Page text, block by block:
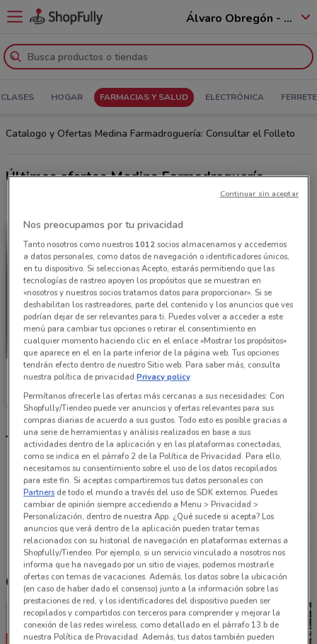
Álvaro Obregón - 01520
HOGAR FARMACIAS Y SALUD ELECTRÓNICA
Catalogo y Ofertas Medina Farmadroguería: Consultar el Folleto
Últimas ofertas Medina Farmadroguería
Medina Farmadroguería
Caduca el 29/06 5.9 km
Tiendas Medina Farmadroguería más cercanas
Independencia No. 155 Iztacalco
5.9 km
Todas las tiendas Medina Farmadroguería
Otros catálogos cercanos
Nos preocupamos por tu privacidad
Tanto nosotros como nuestros 1012socios almacenamos y accedemos
a datos personales, como datos de navegación o identificadores únicos,
en tu dispositivo. Si seleccionas Acepto, estarás permitiendo que las
tecnologías de rastreo apoyen los propósitos que se muestran en
«nosotros y nuestros socios tratamos datos para proporcionar». Si se
deshabilitan los rastreadores, parte del contenido y los anuncios que ves
podrían dejar de ser relevantes para ti. Puedes volver a acceder a este
menú para cambiar tus opciones o retirar el consentimiento en
cualquier momento haciendo clic en el enlace «Mostrar los propósitos»
que aparece en el en la parte inferior de la página web. Tus opciones
tendrán efecto dentro de nuestro Sitio web. Para saber más, consulta
nuestra política de privacidad.Privacy policy
Permítanos ofrecerle las ofertas más cercanas a sus necesidades: Con
Shopfully/Tiendeo puede ver anuncios y ofertas relevantes para sus
compras diarias de acuerdo a sus gustos. Todo esto es posible gracias a
una serie de herramientas y análisis realizados en base a sus
actividades dentro de la aplicación y en las plataformas conectadas,
como se indica en el párrafo 2 de la Política de Privacidad. Para ello,
necesitamos su consentimiento sobre el uso de los datos recopilados
para este fin. Si aceptas compartiremos tus datos personales con
Partners de todo el mundo a través del uso de SDK externos. Puedes
cambiar de opinión siempre accediendo a Menu > Privacidad >
Personalización, dentro de nuestra App. ¿Qué sucede si acepta? Los
anuncios que verá dentro de la aplicación pueden tratar temas
relacionados con su historial de navegación en plataformas externas a
Shopfully/Tiendeo. Por ejemplo, si un servicio vinculado a nosotros nos
informa que ha navegado por un sitio de viajes, podemos mostrarle
ofertas con temas de vacaciones. Además, los datos sobre la ubicación
(en caso de haber dado el consenso) junto a la información sobre las
prestaciones de red, y los identificadores del dispositivo pueden ser
recopilados y compartidos con terceros para comprender y mejorar la
conexión de las redes wireless, como detallado en el párrafo 13.b de
nuestra Política de Provacidad. Además, tus datos también pueden
Continuar sin aceptar